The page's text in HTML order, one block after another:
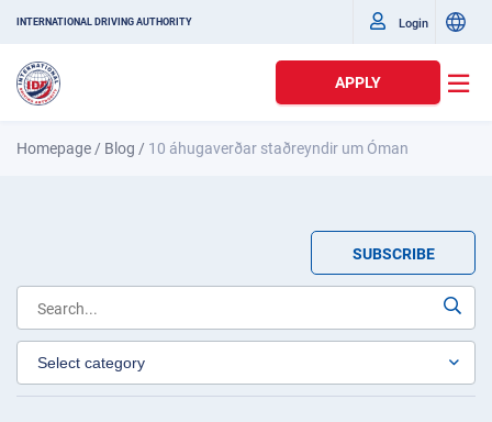
INTERNATIONAL DRIVING AUTHORITY Login
APPLY
Homepage / Blog / 10 áhugaverðar staðreyndir um Óman
SUBSCRIBE